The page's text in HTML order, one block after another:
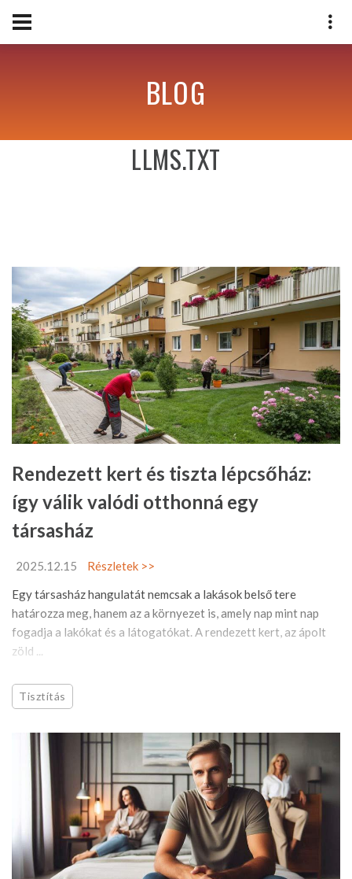
BLOG
LLMS.TXT
Rendezett kert és tiszta lépcsőház:
így válik valódi otthonná egy
társasház
2025.12.15
Részletek >>
Egy társasház hangulatát nemcsak a lakások belső tere
határozza meg, hanem az a környezet is, amely nap mint nap
fogadja a lakókat és a látogatókat. A rendezett kert, az ápolt
zöld ...
Tisztítás